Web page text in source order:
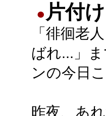
● 片付
「徘徊老
ばれ...」
ンの今日こ
昨夜、あ